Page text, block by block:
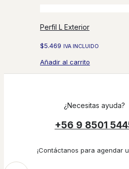
Perfil L Exterior
$5.469 IVA INCLUIDO
Añadir al carrito
¿Necesitas ayuda?
+56 9 8501
¡Contáctanos para agendar